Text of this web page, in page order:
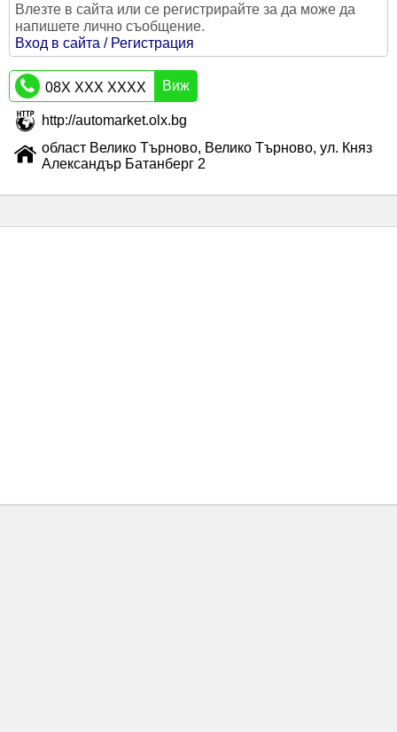
Влезте в сайта или се регистрирайте за да може да
напишете лично съобщение.
Вход в сайта / Регистрация
08X XXX XXXX Виж
http://automarket.olx.bg
област Велико Търново, Велико Търново, ул. Княз
Александър Батанберг 2